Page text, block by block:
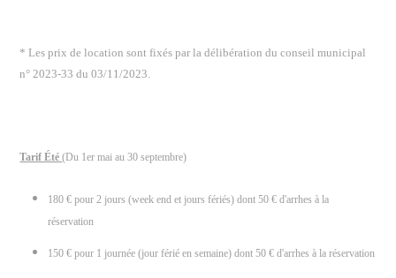
* Les prix de location sont fixés par la délibération du conseil municipal
n° 2023-33 du 03/11/2023.
Tarif Été(Du 1er mai au 30 septembre)
180 € pour 2 jours (week end et jours fériés) dont 50 € d'arrhes à la
réservation
150 € pour 1 journée (jour férié en semaine) dont 50 € d'arrhes à la réservation